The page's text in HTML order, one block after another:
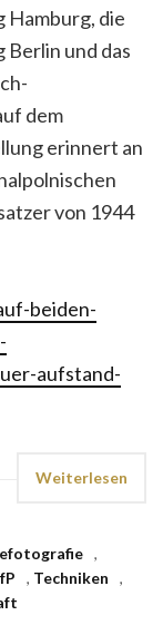
Hamburg, die
und das
dem
erinnert an
von 1944
beiden-
aufstand-
Weiterlesen
,
, Techniken
,